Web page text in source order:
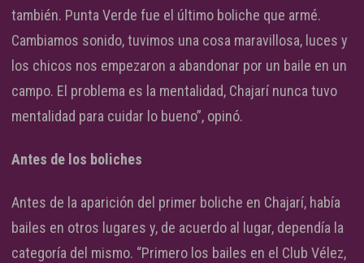
también. Punta Verde fue el último boliche que armé.
Cambiamos sonido, tuvimos una cosa maravillosa, luces y
los chicos nos empezaron a abandonar por un baile en un
campo. El problema es la mentalidad, Chajarí nunca tuvo
mentalidad para cuidar lo bueno”, opinó.
Antes de los boliches
Antes de la aparición del primer boliche en Chajarí, había
bailes en otros lugares y, de acuerdo al lugar, dependía la
categoría del mismo. “Primero los bailes en el Club Vélez,